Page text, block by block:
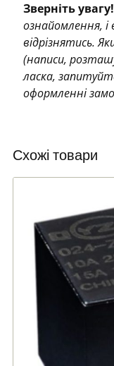
Зверніть увагу!
ознайомлення,
відрізнятись.
(написи,
ласка,
оформленні
Схожі товари